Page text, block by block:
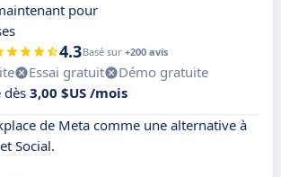
pour
4.3Basé sur +200 avis
Essai gratuit
Démo gratuite
dès3,00 $US /mois
de Meta comme une alternative à
Social.